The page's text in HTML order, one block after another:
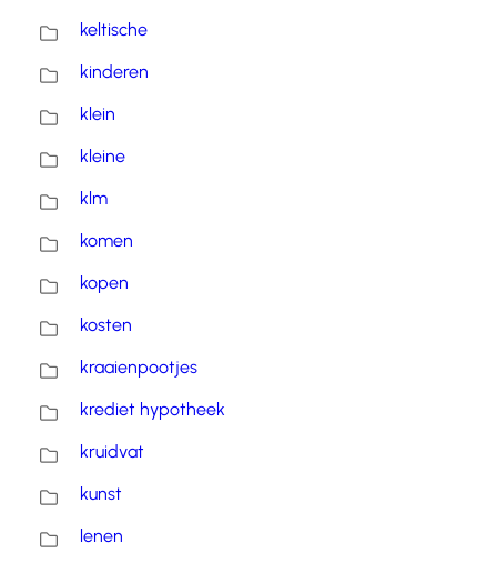
keltische
kinderen
klein
kleine
klm
komen
kopen
kosten
kraaienpootjes
krediet hypotheek
kruidvat
kunst
lenen